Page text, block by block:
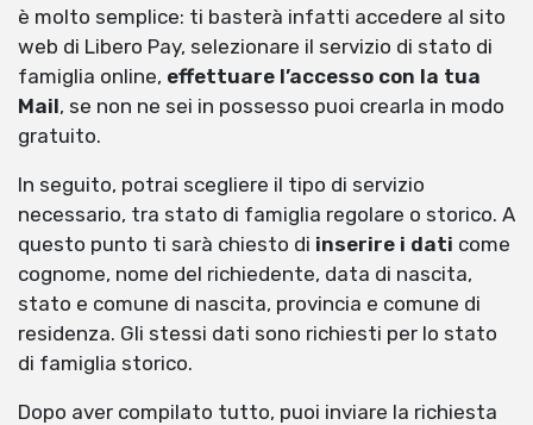
è molto semplice: ti basterà infatti accedere al sito
web di Libero Pay, selezionare il servizio di stato di
famiglia online, effettuare l’accesso con la tua
Mail, se non ne sei in possesso puoi crearla in modo
gratuito.
In seguito, potrai scegliere il tipo di servizio
necessario, tra stato di famiglia regolare o storico. A
questo punto ti sarà chiesto di inserire i dati come
cognome, nome del richiedente, data di nascita,
stato e comune di nascita, provincia e comune di
residenza. Gli stessi dati sono richiesti per lo stato
di famiglia storico.
Dopo aver compilato tutto, puoi inviare la richiesta